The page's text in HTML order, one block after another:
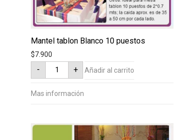
Mantel tablon Blanco 10 puestos
$7.900
-
Mantel
tablon
Blanco
puestos
+ Añadir al carrito
Mas información